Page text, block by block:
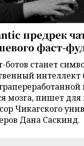
предрек
фаст-
ботов станет
интеллект
мозга, пишет
Чикагского
Дана Саскинд.